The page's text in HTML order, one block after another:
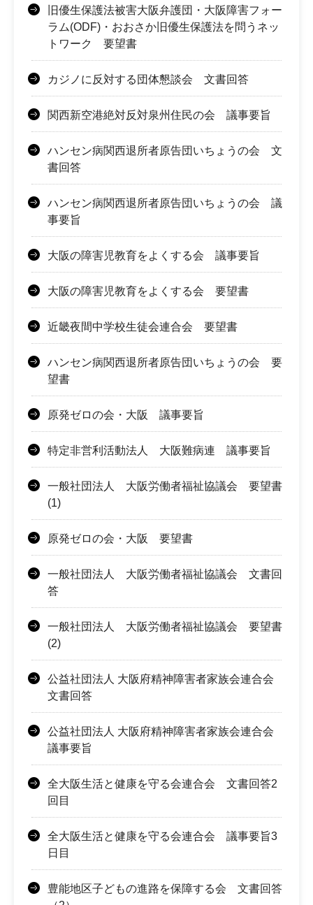
旧優生保護法被害大阪弁護団・大阪障害フォー
ラム(ODF)・おおさか旧優生保護法を問うネッ
トワーク 要望書
カジノに反対する団体懇談会 文書回答
関西新空港絶対反対泉州住民の会 議事要旨
ハンセン病関西退所者原告団いちょうの会 文
書回答
ハンセン病関西退所者原告団いちょうの会 議
事要旨
大阪の障害児教育をよくする会 議事要旨
大阪の障害児教育をよくする会 要望書
近畿夜間中学校生徒会連合会 要望書
ハンセン病関西退所者原告団いちょうの会 要
望書
原発ゼロの会・大阪 議事要旨
特定非営利活動法人 大阪難病連 議事要旨
一般社団法人 大阪労働者福祉協議会 要望書
(1)
原発ゼロの会・大阪 要望書
一般社団法人 大阪労働者福祉協議会 文書回
答
一般社団法人 大阪労働者福祉協議会 要望書
(2)
公益社団法人 大阪府精神障害者家族会連合会
文書回答
公益社団法人 大阪府精神障害者家族会連合会
議事要旨
全大阪生活と健康を守る会連合会 文書回答2
回目
全大阪生活と健康を守る会連合会 議事要旨3
日目
豊能地区子どもの進路を保障する会 文書回答